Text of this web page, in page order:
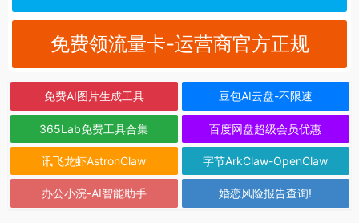
免费领流量卡-运营商官方正规
免费AI图片生成工具 豆包AI云盘-不限速
365Lab免费工具合集 百度网盘超级会员优惠
讯飞龙虾AstronClaw 字节ArkClaw-OpenClaw
办公小浣-AI智能助手 婚恋风险报告查询!